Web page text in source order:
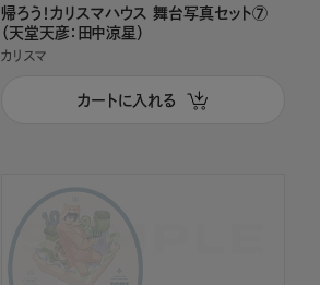
帰ろう！カリスマハウス 舞台写真セット⑦
（天堂天彦：田中涼星）
カリスマ
カートに入れる